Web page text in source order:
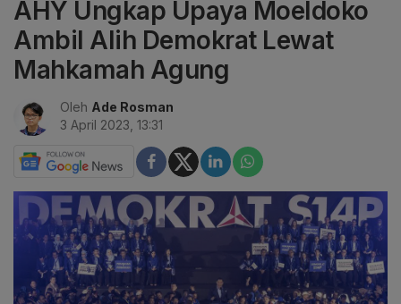
AHY Ungkap Upaya Moeldoko
Ambil Alih Demokrat Lewat
Mahkamah Agung
Oleh Ade Rosman
3 April 2023, 13:31